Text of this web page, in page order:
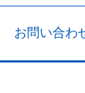
お問い合わ